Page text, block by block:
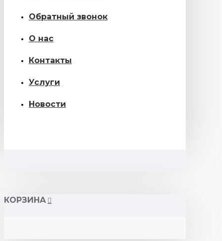
Обратный звонок
О нас
Контакты
Услуги
Новости
КОРЗИНА